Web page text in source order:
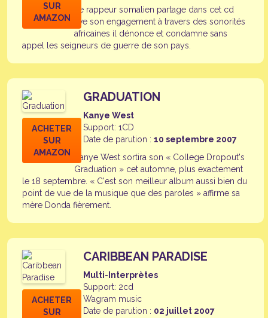
SUR
AMAZON
Le rappeur somalien partage dans cet cd
live son engagement à travers des sonorités
africaines il dénonce et condamne sans
appel les seigneurs de guerre de son pays.
ACHETER
SUR
AMAZON
GRADUATION
Kanye West
Support: 1CD
Date de parution :10 septembre 2007
Kanye West sortira son « College Dropout's
Graduation » cet automne, plus exactement
le 18 septembre. « C'est son meilleur album aussi bien du
point de vue de la musique que des paroles » affirme sa
mère Donda fièrement.
ACHETER
SUR
CARIBBEAN PARADISE
Multi-Interprètes
Support: 2cd
Wagram music
Date de parution : 02 juillet 2007